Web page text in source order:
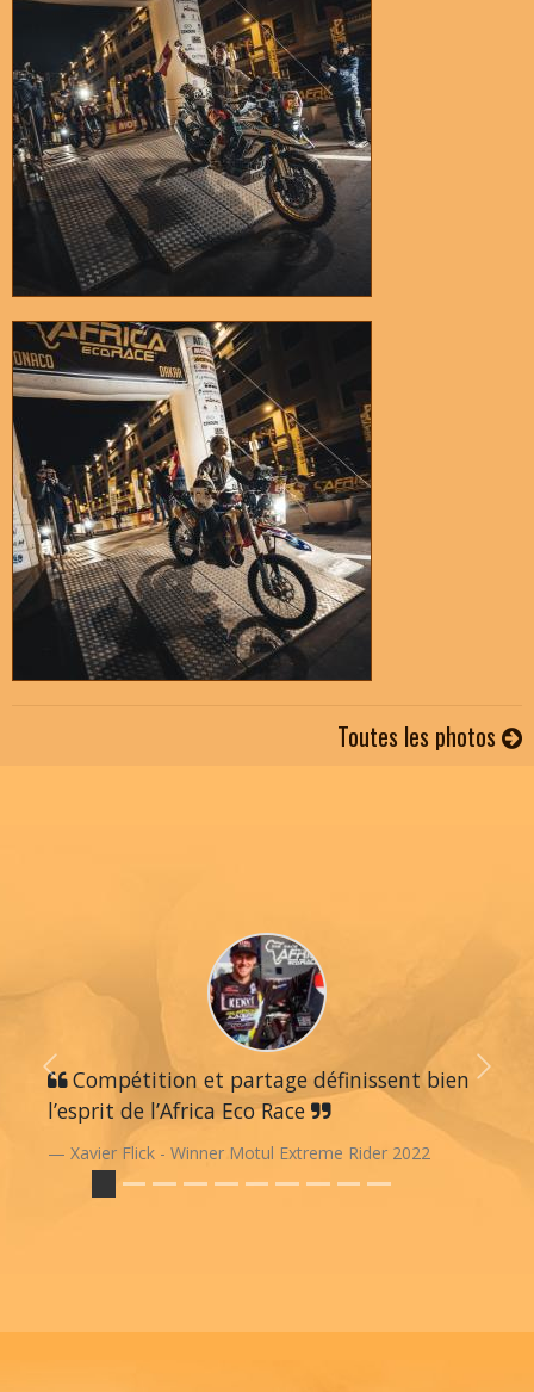
Toutes les photos
Compétition et partage définissent bien
l’esprit de l’Africa Eco Race
Xavier Flick - Winner Motul Extreme Rider 2022
Previous Next